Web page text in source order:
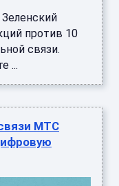
против 10
связи.
...
МТС